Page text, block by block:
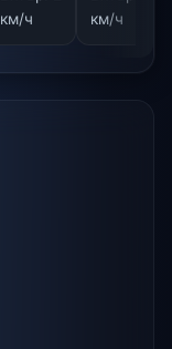
км/ч
км/ч